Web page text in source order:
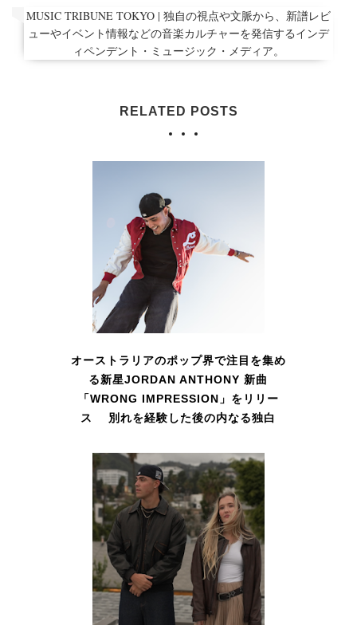
MUSIC TRIBUNE TOKYO | 独自の視点や文脈から、新譜レビ
ューやイベント情報などの音楽カルチャーを発信するインデ
ィペンデント・ミュージック・メディア。
RELATED POSTS
オーストラリアのポップ界で注目を集め
る新星JORDAN ANTHONY 新曲
「WRONG IMPRESSION」をリリー
ス 別れを経験した後の内なる独白